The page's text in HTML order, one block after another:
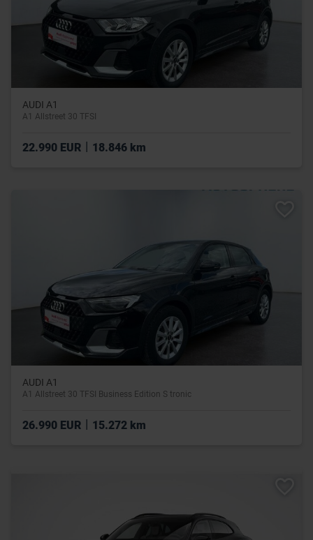
AUDI A1
A1 Allstreet 30 TFSI
22.990 EUR 18.846 km
AUDI A1
A1 Allstreet 30 TFSI Business Edition S tronic
26.990 EUR | 15.272 km